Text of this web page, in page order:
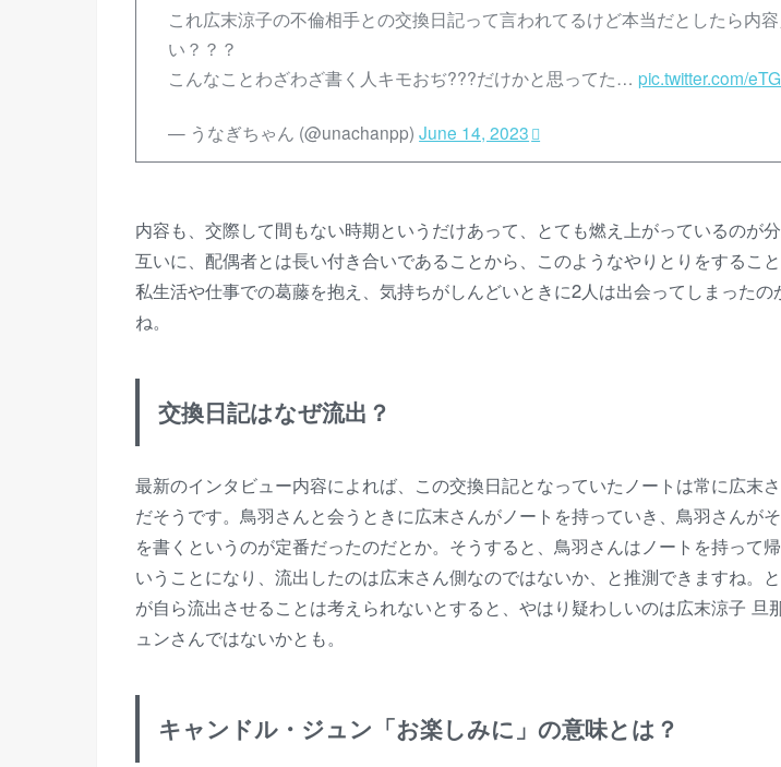
これ広末涼子の不倫相手との交換日記って言われてるけど本当だとしたら内
い？？？
こんなことわざわざ書く人キモおぢ???だけかと思ってた…pic.twitter.com/
— うなぎちゃん (@unachanpp)June 14, 2023
内容も、交際して間もない時期というだけあって、とても燃え上がっているのが
互いに、配偶者とは長い付き合いであることから、このようなやりとりをすること
私生活や仕事での葛藤を抱え、気持ちがしんどいときに2人は出会ってしまったの
ね。
交換日記はなぜ流出？
最新のインタビュー内容によれば、この交換日記となっていたノートは常に広末
だそうです。鳥羽さんと会うときに広末さんがノートを持っていき、鳥羽さんが
を書くというのが定番だったのだとか。そうすると、鳥羽さんはノートを持って
いうことになり、流出したのは広末さん側なのではないか、と推測できますね。
が自ら流出させることは考えられないとすると、やはり疑わしいのは広末涼子 旦
ュンさんではないかとも。
キャンドル・ジュン「お楽しみに」の意味とは？